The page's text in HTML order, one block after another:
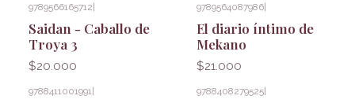
9789566165712|
Saidan - Caballo de
Troya 3
$20.000
9789564087986|
El diario íntimo de
Mekano
$21.000
9788411001991 9788408279525